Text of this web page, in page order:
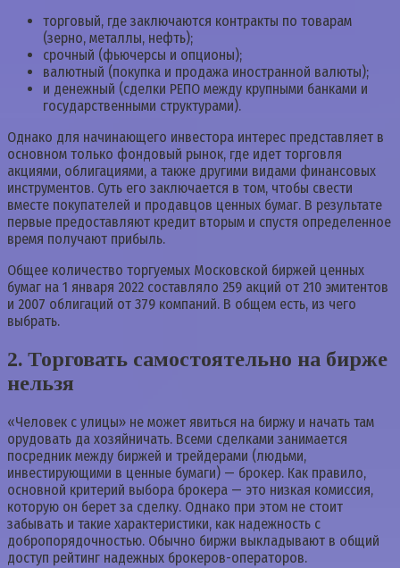
торговый, где заключаются контракты по товарам
(зерно, металлы, нефть);
срочный (фьючерсы и опционы);
валютный (покупка и продажа иностранной валюты);
и денежный (сделки РЕПО между крупными банками и
государственными структурами).
Однако для начинающего инвестора интерес представляет в
основном только фондовый рынок, где идет торговля
акциями, облигациями, а также другими видами финансовых
инструментов. Суть его заключается в том, чтобы свести
вместе покупателей и продавцов ценных бумаг. В результате
первые предоставляют кредит вторым и спустя определенное
время получают прибыль.
Общее количество торгуемых Московской биржей ценных
бумаг на 1 января 2022 составляло 259 акций от 210 эмитентов
и 2007 облигаций от 379 компаний. В общем есть, из чего
выбрать.
2. Торговать самостоятельно на бирже
нельзя
«Человек с улицы» не может явиться на биржу и начать там
орудовать да хозяйничать. Всеми сделками занимается
посредник между биржей и трейдерами (людьми,
инвестирующими в ценные бумаги) — брокер. Как правило,
основной критерий выбора брокера — это низкая комиссия,
которую он берет за сделку. Однако при этом не стоит
забывать и такие характеристики, как надежность с
добропорядочностью. Обычно биржи выкладывают в общий
доступ рейтинг надежных брокеров-операторов.